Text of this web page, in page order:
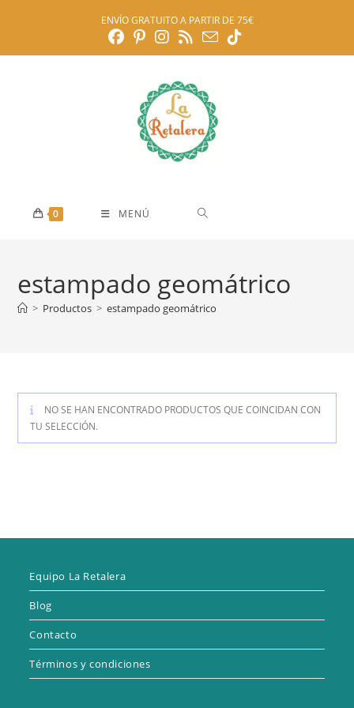
ENVÍO GRATUITO A PARTIR DE 75€
0 MENÚ
estampado geomátrico
> Productos > estampado geomátrico
NO SE HAN ENCONTRADO PRODUCTOS QUE COINCIDAN CON
TU SELECCIÓN.
Equipo La Retalera
Blog
Contacto
Términos y condiciones